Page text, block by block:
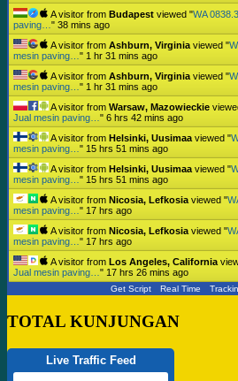
A visitor from Budapest viewed "WA
paving… " 38 mins ago
A visitor from Ashburn, Virginia viewed "
mesin paving… " 1 hr 31 mins ago
A visitor from Ashburn, Virginia viewed "
mesin paving… " 1 hr 31 mins ago
A visitor from Warsaw, Mazowieckie
Jual mesin paving… " 6 hrs 42 mins ago
A visitor from Helsinki, Uusimaa viewed "
mesin paving… " 15 hrs 51 mins ago
A visitor from Helsinki, Uusimaa viewed "
mesin paving… " 15 hrs 51 mins ago
A visitor from Nicosia, Lefkosia viewed "
mesin paving… " 17 hrs ago
A visitor from Nicosia, Lefkosia viewed "
mesin paving… " 17 hrs ago
A visitor from Los Angeles, California
Jual mesin paving… " 17 hrs 26 mins ago
Get Script Real Time
TOTAL KUNJUNGAN
Live Traffic Feed